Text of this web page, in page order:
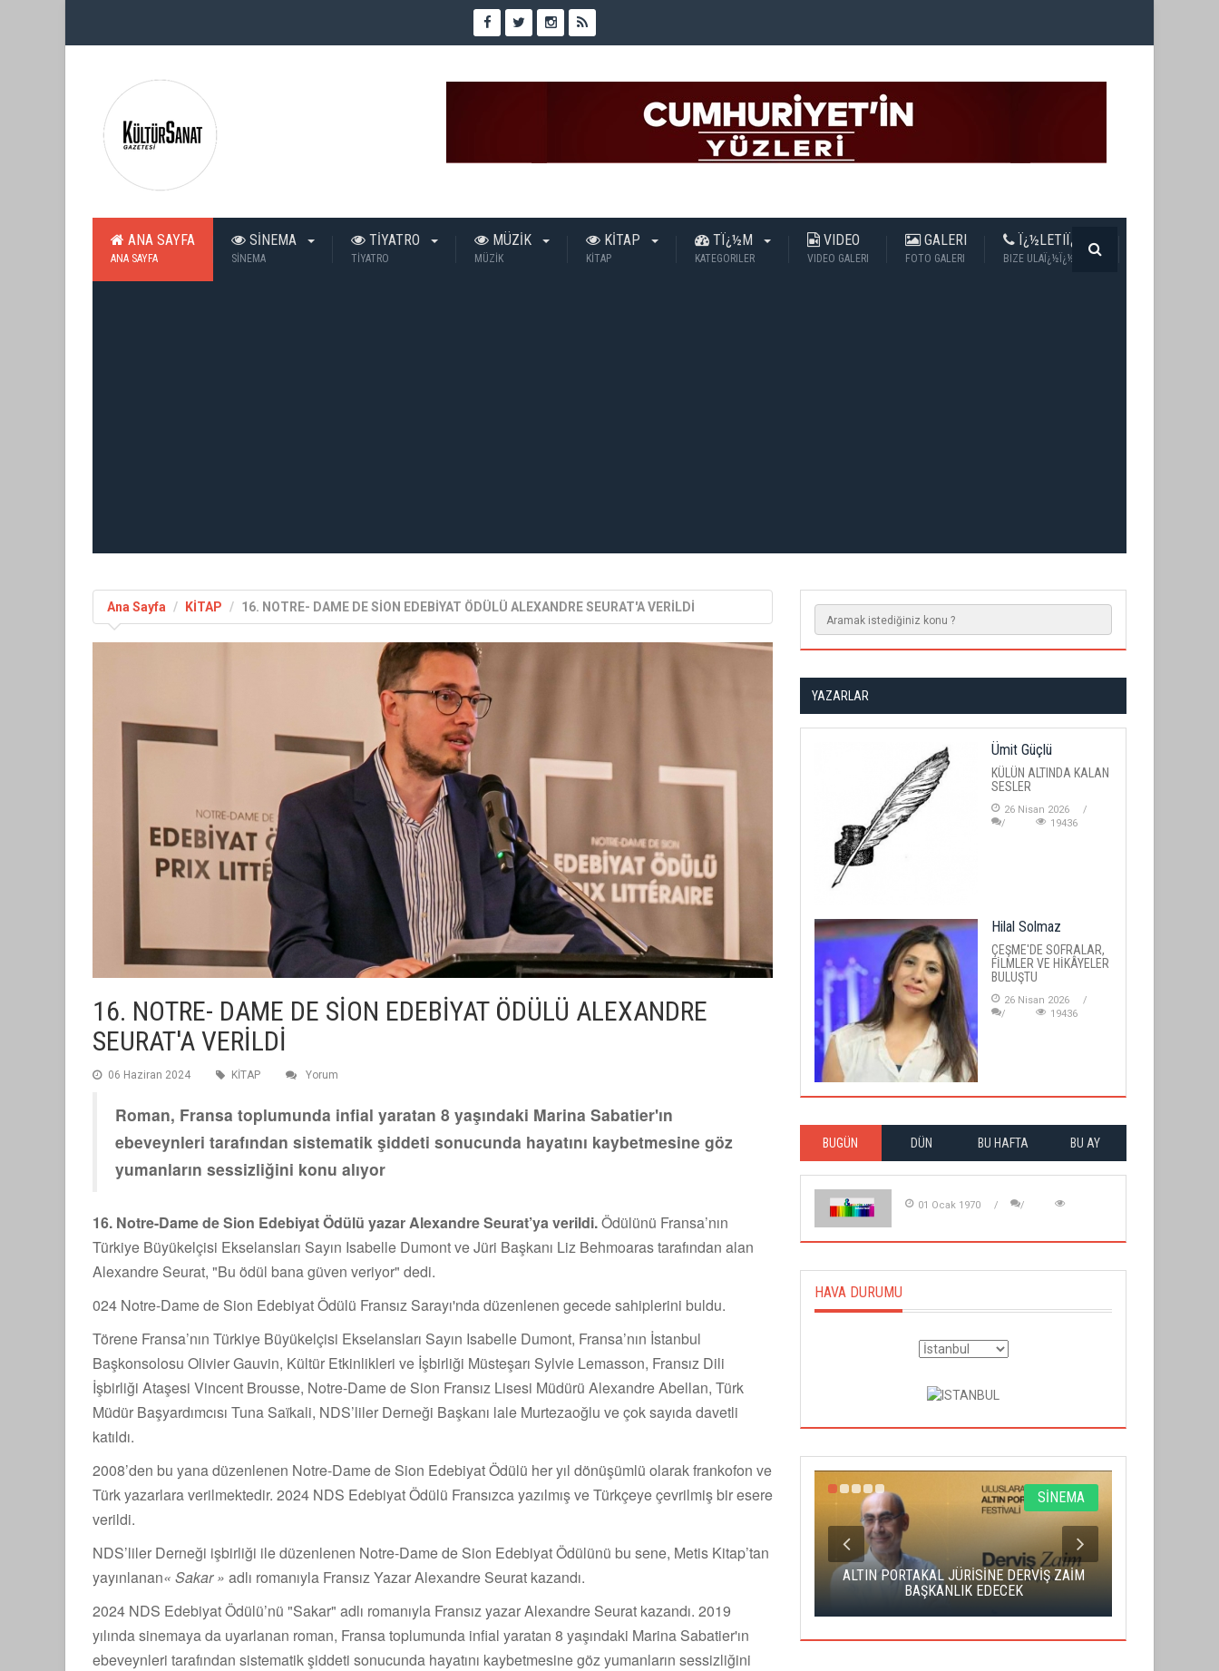
ANA SAYFA
ANA SAYFA
SİNEMA
SİNEMA
TİYATRO
TİYATRO
MÜZİK
MÜZİK
KİTAP
KİTAP
TÏ¿½M
KATEGORILER
VIDEO
VIDEO GALERI
GALERI
FOTO GALERI
Ï¿½LETIÏ¿½IM
BIZE ULAÏ¿½Ï¿½N
Ana Sayfa KİTAP 16. NOTRE- DAME DE SİON EDEBİYAT ÖDÜLÜ ALEXANDRE SEURAT'A VERİLDİ
16. NOTRE- DAME DE SİON EDEBİYAT ÖDÜLÜ ALEXANDRE
SEURAT'A VERİLDİ
06 Haziran 2024 KİTAP Yorum
Roman, Fransa toplumunda infial yaratan 8 yaşındaki Marina Sabatier'ın
ebeveynleri tarafından sistematik şiddeti sonucunda hayatını kaybetmesine göz
yumanların sessizliğini konu alıyor
16. Notre-Dame de Sion Edebiyat Ödülü yazar Alexandre Seurat’ya verildi.Ödülünü Fransa’nın
Türkiye Büyükelçisi Ekselansları Sayın Isabelle Dumont ve Jüri Başkanı Liz Behmoaras tarafından alan
Alexandre Seurat, "Bu ödül bana güven veriyor" dedi.
024 Notre-Dame de Sion Edebiyat Ödülü Fransız Sarayı'nda düzenlenen gecede sahiplerini buldu.
Törene Fransa’nın Türkiye Büyükelçisi Ekselansları Sayın Isabelle Dumont, Fransa’nın İstanbul
Başkonsolosu Olivier Gauvin, Kültür Etkinlikleri ve İşbirliği Müsteşarı Sylvie Lemasson, Fransız Dili
İşbirliği Ataşesi Vincent Brousse, Notre-Dame de Sion Fransız Lisesi Müdürü Alexandre Abellan, Türk
Müdür Başyardımcısı Tuna Saïkali, NDS’liler Derneği Başkanı lale Murtezaoğlu ve çok sayıda davetli
katıldı.
2008’den bu yana düzenlenen Notre-Dame de Sion Edebiyat Ödülü her yıl dönüşümlü olarak frankofon ve
Türk yazarlara verilmektedir. 2024 NDS Edebiyat Ödülü Fransızca yazılmış ve Türkçeye çevrilmiş bir esere
verildi.
NDS’liler Derneği işbirliği ile düzenlenen Notre-Dame de Sion Edebiyat Ödülünü bu sene, Metis Kitap’tan
yayınlanan« Sakar » adlı romanıyla Fransız Yazar Alexandre Seurat kazandı.
2024 NDS Edebiyat Ödülü’nü "Sakar" adlı romanıyla Fransız yazar Alexandre Seurat kazandı. 2019
yılında sinemaya da uyarlanan roman, Fransa toplumunda infial yaratan 8 yaşındaki Marina Sabatier'ın
ebeveynleri tarafından sistematik şiddeti sonucunda hayatını kaybetmesine göz yumanların sessizliğini
YAZARLAR
Ümit Güçlü
KÜLÜN ALTINDA KALAN
SESLER
26 Nisan 2026
19436
Hilal Solmaz
ÇEŞME'DE SOFRALAR,
FİLMLER VE HİKÂYELER
BULUŞTU
26 Nisan 2026
19436
BUGÜN DÜN BU HAFTA BU AY
01 Ocak 1970
HAVA DURUMU
GÖRSEL SANATLAR
TUZBİBER, EDİNBURGH FRİNGE'DEKİ İLK
SİNEMA
ALTIN PORTAKAL JÜRİSİNE DERVİŞ ZAİM
BAŞKANLIK EDECEK